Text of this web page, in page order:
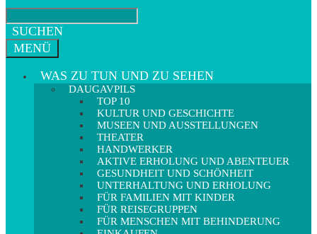
SUCHEN
MENÜ
WAS ZU TUN UND ZU SEHEN
DAUGAVPILS
TOP 10
KULTUR UND GESCHICHTE
MUSEEN UND AUSSTELLUNGEN
THEATER
HANDWERKER
AKTIVE ERHOLUNG UND ABENTEUER
GESUNDHEIT UND SCHÖNHEIT
UNTERHALTUNG UND ERHOLUNG
FÜR FAMILIEN MIT KINDER
FÜR REISEGRUPPEN
FÜR MENSCHEN MIT BEHINDERUNG